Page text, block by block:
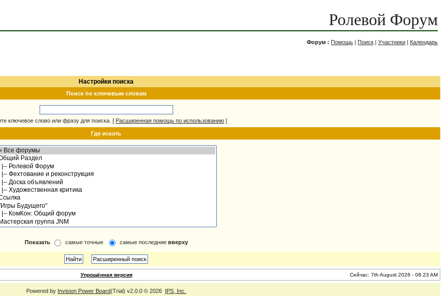
Ролевой Форум
Форум : Помощь | Поиск | Участники | Календарь
Настройки поиска
Поиск по ключевым словам
ключевое слово или фразу для поиска. [ Расширенная помощь по использованию ]
Где искать
Показать самые точные самые последние вверху
Упрощённая версия Сейчас: 7th August 2026 - 08:23 AM
Powered by Invision Power Board(Trial) v2.0.0 © 2026 IPS, Inc.